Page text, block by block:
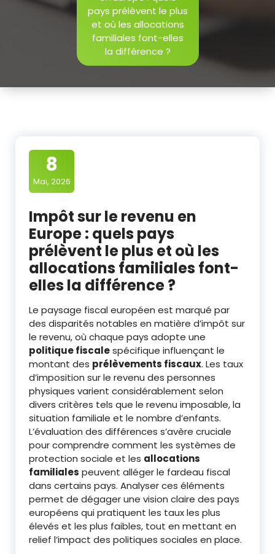
pays prélèvent le plus
et où les allocations
familiales font-elles
la différence ?
8
Mai, 2026
Impôt sur le revenu en
Europe : quels pays
prélèvent le plus et où les
allocations familiales font-
elles la différence ?
Le paysage fiscal européen est marqué par
des disparités notables en matière d’impôt sur
le revenu, où chaque pays adopte une
politique fiscalespécifique influençant le
montant des prélèvements fiscaux. Les taux
d’imposition sur le revenu des personnes
physiques varient considérablement selon
divers critères tels que le revenu imposable, la
situation familiale et le nombre d’enfants.
L’évaluation des différences s’avère cruciale
pour comprendre comment les systèmes de
protection sociale et les allocations
familiales peuvent alléger le fardeau fiscal
dans certains pays. Analyser ces éléments
permet de dégager une vision claire des pays
européens qui pratiquent les taux les plus
élevés et les plus faibles, tout en mettant en
relief l’impact des politiques sociales en place.